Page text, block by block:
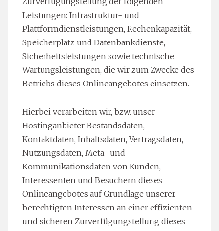
Leistungen: Infrastruktur- und
Plattformdienstleistungen, Rechenkapazität,
Speicherplatz und Datenbankdienste,
Sicherheitsleistungen sowie technische
Wartungsleistungen, die wir zum Zwecke des
Betriebs dieses Onlineangebotes einsetzen.
Hierbei verarbeiten wir, bzw. unser
Hostinganbieter Bestandsdaten,
Kontaktdaten, Inhaltsdaten, Vertragsdaten,
Nutzungsdaten, Meta- und
Kommunikationsdaten von Kunden,
Interessenten und Besuchern dieses
Onlineangebotes auf Grundlage unserer
berechtigten Interessen an einer effizienten
und sicheren Zurverfügungstellung dieses